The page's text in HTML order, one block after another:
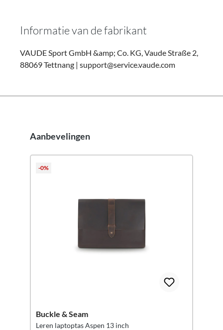
Informatie van de fabrikant
VAUDE Sport GmbH &amp; Co. KG, Vaude Straße 2,
88069 Tettnang | support@service.vaude.com
Productgalerij overslaan
Aanbevelingen
-0%
Buckle & Seam
Leren laptoptas Aspen 13 inch